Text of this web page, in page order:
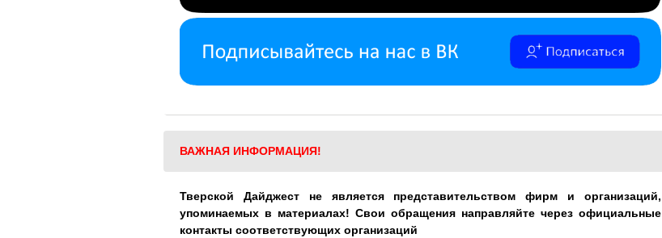
ВАЖНАЯ ИНФОРМАЦИЯ!
Тверской Дайджест не является представительством фирм и организаций,
упоминаемых в материалах! Свои обращения направляйте через официальные
контакты соответствующих организаций